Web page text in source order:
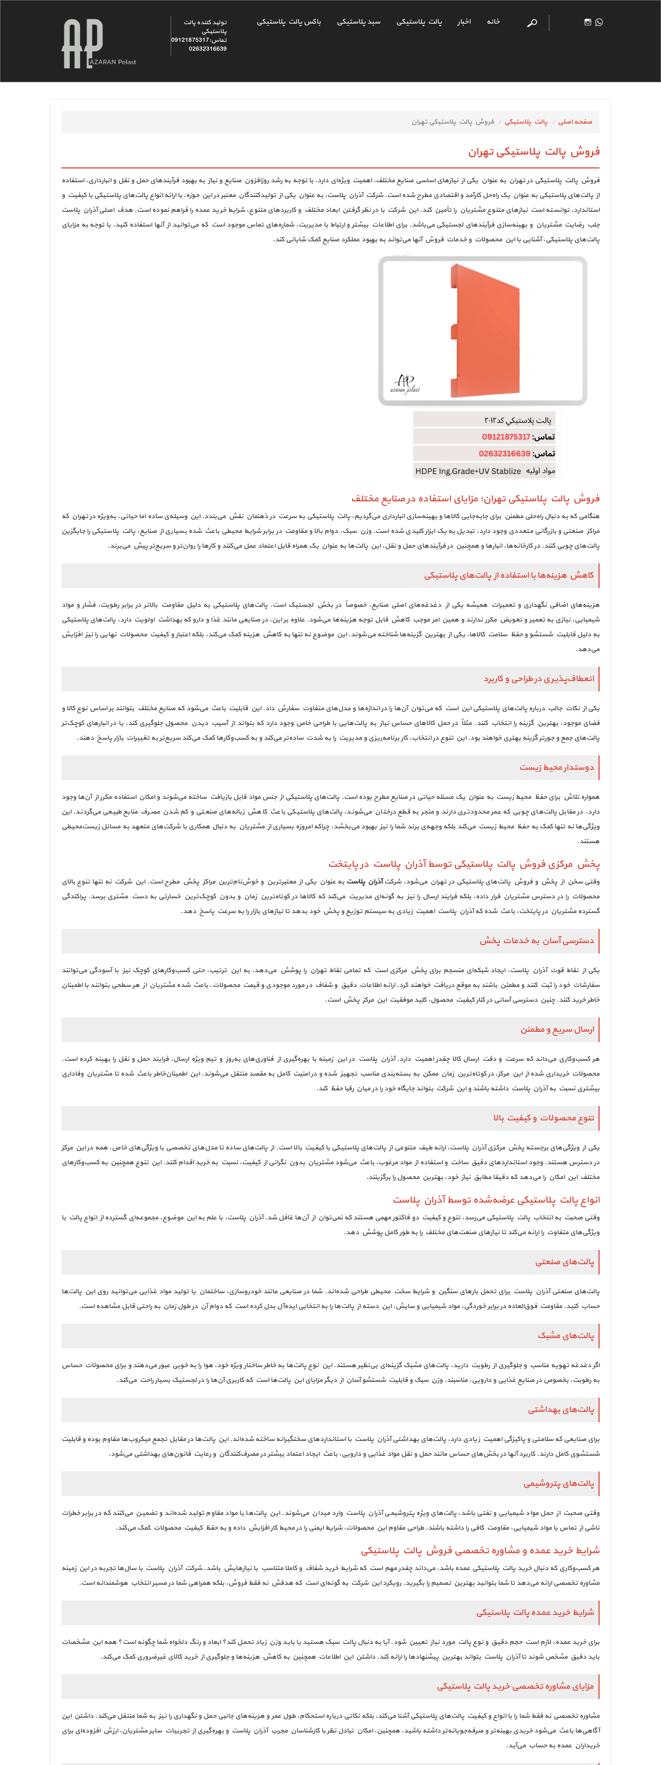
خانه اخبار پالت پلاستیکی سبد پلاستیکی باکس پالت پلاستیکی
تولید کننده پالت
پلاستیکی
تماس:09121875317
02632316639
صفحه اصلی پالت پلاستیکی فروش پالت پلاستیکی تهران
فروش پالت پلاستیکی تهران
فروش پالت پلاستیکی در تهران به عنوان یکی از نیازهای اساسی صنایع مختلف، اهمیت ویژه‌ای دارد. با توجه به رشد روزافزون صنایع و نیاز به بهبود فرآیندهای حمل و نقل و انبارداری، استفاده
از پالت‌های پلاستیکی به عنوان یک راه‌حل کارآمد و اقتصادی مطرح شده است. شرکت آذران پلاست، به عنوان یکی از تولیدکنندگان معتبر در این حوزه، با ارائه انواع پالت‌های پلاستیکی با کیفیت و
استاندارد، توانسته است نیازهای متنوع مشتریان را تأمین کند. این شرکت با در نظر گرفتن ابعاد مختلف و کاربردهای متنوع، شرایط خرید عمده را فراهم نموده است. هدف اصلی آذران پلاست
جلب رضایت مشتریان و بهینه‌سازی فرآیندهای لجستیکی می‌باشد. برای اطلاعات بیشتر و ارتباط با مدیریت، شماره‌های تماس موجود است که می‌توانید از آنها استفاده کنید. با توجه به مزایای
پالت‌های پلاستیکی، آشنایی با این محصولات و خدمات فروش آنها می‌تواند به بهبود عملکرد صنایع کمک شایانی کند.
فروش پالت پلاستیکی تهران؛ مزایای استفاده در صنایع مختلف
هنگامی که به دنبال راه‌حلی مطمئن برای جابه‌جایی کالاها و بهینه‌سازی انبارداری می‌گردیم، پالت پلاستیکی به سرعت در ذهنمان نقش می‌بندد. این وسیله‌ی ساده اما حیاتی، به‌ویژه در تهران که
مراکز صنعتی و بازرگانی متعددی وجود دارد، تبدیل به یک ابزار کلیدی شده است. وزن سبک، دوام بالا و مقاومت در برابر شرایط محیطی باعث شده بسیاری از صنایع، پالت پلاستیکی را جایگزین
پالت‌های چوبی کنند. در کارخانه‌ها، انبارها و همچنین در فرآیندهای حمل و نقل، این پالت‌ها به عنوان یک همراه قابل اعتماد عمل می‌کنند و کارها را روان‌تر و سریع‌تر پیش می‌برند.
کاهش هزینه‌ها با استفاده از پالت‌های پلاستیکی
هزینه‌های اضافی نگهداری و تعمیرات همیشه یکی از دغدغه‌های اصلی صنایع، خصوصاً در بخش لجستیک است. پالت‌های پلاستیکی به دلیل مقاومت بالاتر در برابر رطوبت، فشار و مواد
شیمیایی، نیازی به تعمیر و تعویض مکرر ندارند و همین امر موجب کاهش قابل توجه هزینه‌ها می‌شود. علاوه بر این، در صنایعی مانند غذا و دارو که بهداشت اولویت دارد، پالت‌های پلاستیکی
به دلیل قابلیت شستشو و حفظ سلامت کالاها، یکی از بهترین گزینه‌ها شناخته می‌شوند. این موضوع نه تنها به کاهش هزینه کمک می‌کند، بلکه اعتبار و کیفیت محصولات نهایی را نیز افزایش
می‌دهد.
انعطاف‌پذیری در طراحی و کاربرد
یکی از نکات جالب درباره پالت‌های پلاستیکی این است که می‌توان آن‌ها را در اندازه‌ها و مدل‌های متفاوت سفارش داد. این قابلیت باعث می‌شود که صنایع مختلف بتوانند بر اساس نوع کالا و
فضای موجود، بهترین گزینه را انتخاب کنند. مثلاً در حمل کالاهای حساس نیاز به پالت‌هایی با طراحی خاص وجود دارد که بتواند از آسیب دیدن محصول جلوگیری کند، یا در انبارهای کوچک‌تر
پالت‌های جمع و جورتر گزینه بهتری خواهند بود. این تنوع در انتخاب، کار برنامه‌ریزی و مدیریت را به شدت ساده‌تر می‌کند و به کسب‌و‌کارها کمک می‌کند سریع‌تر به تغییرات بازار پاسخ دهند.
دوستدار محیط زیست
همواره تلاش برای حفظ محیط زیست به عنوان یک مسئله حیاتی در صنایع مطرح بوده است. پالت‌های پلاستیکی از جنس مواد قابل بازیافت ساخته می‌شوند و امکان استفاده مکرر از آن‌ها وجود
دارد. در مقابل پالت‌های چوبی که عمر محدودتری دارند و منجر به قطع درختان می‌شوند، پالت‌های پلاستیکی باعث کاهش زباله‌های صنعتی و کم شدن مصرف منابع طبیعی می‌گردند. این
ویژگی‌ها نه تنها کمک به حفظ محیط زیست می‌کند بلکه وجهه‌ی برند شما را نیز بهبود می‌بخشد، چراکه امروزه بسیاری از مشتریان به دنبال همکاری با شرکت‌های متعهد به مسائل زیست‌محیطی
هستند.
پخش مرکزی فروش پالت پلاستیکی توسط آذران پلاست در پایتخت
وقتی سخن از پخش و فروش پالت‌های پلاستیکی در تهران می‌شود، شرکتآذران پلاست به عنوان یکی از معتبرترین و خوش‌نام‌ترین مراکز پخش مطرح است. این شرکت نه تنها تنوع بالای
محصولات را در دسترس مشتریان قرار داده، بلکه فرایند ارسال را نیز به گونه‌ای مدیریت می‌کند که کالاها در کوتاه‌ترین زمان و بدون کوچک‌ترین خسارتی به دست مشتری برسد. پراکندگی
گسترده مشتریان در پایتخت، باعث شده که آذران پلاست اهمیت زیادی به سیستم توزیع و پخش خود بدهد تا نیازهای بازار را به سرعت پاسخ دهد.
دسترسی آسان به خدمات پخش
یکی از نقاط قوت آذران پلاست، ایجاد شبکه‌ای منسجم برای پخش مرکزی است که تمامی نقاط تهران را پوشش می‌دهد. به این ترتیب، حتی کسب‌وکارهای کوچک نیز با آسودگی می‌توانند
سفارشات خود را ثبت کنند و مطمئن باشند به موقع دریافت خواهند کرد. ارائه اطلاعات دقیق و شفاف در مورد موجودی و قیمت‌ محصولات، باعث شده مشتریان از هر سطحی بتوانند با اطمینان
خاطر خرید کنند. چنین دسترسی آسانی در کنار کیفیت محصول، کلید موفقیت این مرکز پخش است.
ارسال سریع و مطمئن
هر کسب‌وکاری می‌داند که سرعت و دقت ارسال کالا چقدر اهمیت دارد. آذران پلاست در این زمینه با بهره‌گیری از فناوری‌های به‌روز و تیم ویژه ارسال، فرایند حمل و نقل را بهینه کرده است.
محصولات خریداری شده از این مرکز، در کوتاه‌ترین زمان ممکن به بسته‌بندی مناسب تجهیز شده و در امنیت کامل به مقصد منتقل می‌شوند. این اطمینان‌خاطر باعث شده تا مشتریان وفاداری
بیشتری نسبت به آذران پلاست داشته باشند و این شرکت بتواند جایگاه خود را در میان رقبا حفظ کند.
تنوع محصولات و کیفیت بالا
یکی از ویژگی‌های برجسته پخش مرکزی آذران پلاست، ارائه طیف متنوعی از پالت‌های پلاستیکی با کیفیت بالا است. از پالت‌های ساده تا مدل‌های تخصصی با ویژگی‌های خاص، همه در این مرکز
در دسترس هستند. وجود استانداردهای دقیق ساخت و استفاده از مواد مرغوب، باعث می‌شود مشتریان بدون نگرانی از کیفیت، نسبت به خرید اقدام کنند. این تنوع همچنین به کسب‌وکارهای
مختلف این امکان را می‌دهد که دقیقا مطابق نیاز خود، بهترین محصول را برگزینند.
انواع پالت پلاستیکی عرضه‌شده توسط آذران پلاست
وقتی صحبت به انتخاب پالت پلاستیکی می‌رسد، تنوع و کیفیت دو فاکتور مهمی هستند که نمی‌توان از آن‌ها غافل شد. آذران پلاست، با علم به این موضوع، مجموعه‌ای گسترده از انواع پالت با
ویژگی‌های متفاوت را ارائه می‌کند تا نیازهای صنعت‌های مختلف را به طور کامل پوشش دهد.
پالت‌های صنعتی
پالت‌های صنعتی آذران پلاست برای تحمل بارهای سنگین و شرایط سخت محیطی طراحی شده‌اند. شما در صنایعی مانند خودروسازی، ساختمان یا تولید مواد غذایی می‌توانید روی این پالت‌ها
حساب کنید. مقاومت فوق‌العاده در برابر خوردگی، مواد شیمیایی و سایش، این دسته از پالت‌ها را به انتخابی ایده‌آل بدل کرده است که دوام آن در طول زمان به راحتی قابل مشاهده است.
پالت‌های مشبک
اگر دغدغه تهویه مناسب و جلوگیری از رطوبت دارید، پالت‌های مشبک گزینه‌ای بی‌نظیر هستند. این نوع پالت‌ها به خاطر ساختار ویژه خود، هوا را به خوبی عبور می‌دهند و برای محصولات حساس
به رطوبت، بخصوص در صنایع غذایی و دارویی، مناسبند. وزن سبک و قابلیت شستشو آسان از دیگر مزایای این پالت‌ها است که کاربری آن‌ها را در لجستیک بسیار راحت می‌کند.
پالت‌های بهداشتی
برای صنایعی که سلامتی و پاکیزگی اهمیت زیادی دارد، پالت‌های بهداشتی آذران پلاست با استانداردهای سختگیرانه ساخته شده‌اند. این پالت‌ها در مقابل تجمع میکروب‌ها مقاوم بوده و قابلیت
شستشوی کامل دارند. کاربرد آنها در بخش‌های حساس مانند حمل و نقل مواد غذایی و دارویی، باعث ایجاد اعتماد بیشتر در مصرف‌کنندگان و رعایت قانون‌های بهداشتی می‌شود.
پالت‌های پتروشیمی
وقتی صحبت از حمل مواد شیمیایی و نفتی باشد، پالت‌های ویژه پتروشیمی آذران پلاست وارد میدان می‌شوند. این پالت‌ها با مواد مقاوم تولید شده‌اند و تضمین می‌کنند که در برابر خطرات
ناشی از تماس با مواد شیمیایی، مقاومت کافی را داشته باشند. طراحی مقاوم این محصولات، شرایط ایمنی را در محیط کار افزایش داده و به حفظ کیفیت محصولات کمک می‌کند.
شرایط خرید عمده و مشاوره تخصصی فروش پالت پلاستیکی
هر کسب‌وکاری که دنبال خرید پالت پلاستیکی عمده باشد، می‌داند چقدر مهم است که شرایط خرید شفاف و کاملا متناسب با نیازهایش باشد. شرکت آذران پلاست با سال‌ها تجربه در این زمینه
مشاوره تخصصی ارائه می‌دهد تا شما بتوانید بهترین تصمیم را بگیرید. رویکرد این شرکت به گونه‌ای است که هدفش نه فقط فروش، بلکه همراهی شما در مسیر انتخاب هوشمندانه است.
شرایط خرید عمده پالت پلاستیکی
برای خرید عمده، لازم است حجم دقیق و نوع پالت مورد نیاز تعیین شود. آیا به دنبال پالت سبک هستید یا باید وزن زیاد تحمل کند؟ ابعاد و رنگ دلخواه شما چگونه است؟ همه این مشخصات
باید دقیق مشخص شوند تا آذران پلاست بتواند بهترین پیشنهادها را ارائه کند. داشتن این اطلاعات همچنین به کاهش هزینه‌ها و جلوگیری از خرید کالای غیرضروری کمک می‌کند.
مزایای مشاوره تخصصی خرید پالت پلاستیکی
مشاوره تخصصی نه فقط شما را با انواع و کیفیت پالت‌های پلاستیکی آشنا می‌کند، بلکه نکاتی درباره استحکام، طول عمر و هزینه‌های جانبی حمل و نگهداری را نیز به شما منتقل می‌کند. داشتن این
آگاهی‌ها باعث می‌شود خریدی بهینه‌تر و صرفه‌جویانه‌تر داشته باشید. همچنین، امکان تبادل نظر با کارشناسان مجرب آذران پلاست و بهره‌گیری از تجربیات سایر مشتریان، ارزش افزوده‌ای برای
خریداران عمده به حساب می‌آید.